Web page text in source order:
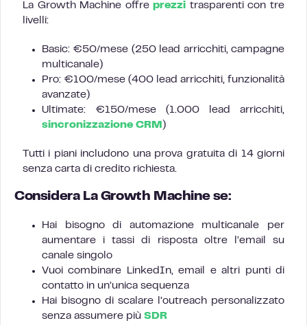
La Growth Machine offreprezzi trasparenti con tre
livelli:
Basic: €50/mese (250 lead arricchiti, campagne
multicanale)
Pro: €100/mese (400 lead arricchiti, funzionalità
avanzate)
Ultimate: €150/mese (1.000 lead arricchiti,
sincronizzazione CRM )
Tutti i piani includono una prova gratuita di 14 giorni
senza carta di credito richiesta.
Considera La Growth Machine se:
Hai bisogno di automazione multicanale per
aumentare i tassi di risposta oltre l’email su
canale singolo
Vuoi combinare LinkedIn, email e altri punti di
contatto in un’unica sequenza
Hai bisogno di scalare l’outreach personalizzato
senza assumere più SDR